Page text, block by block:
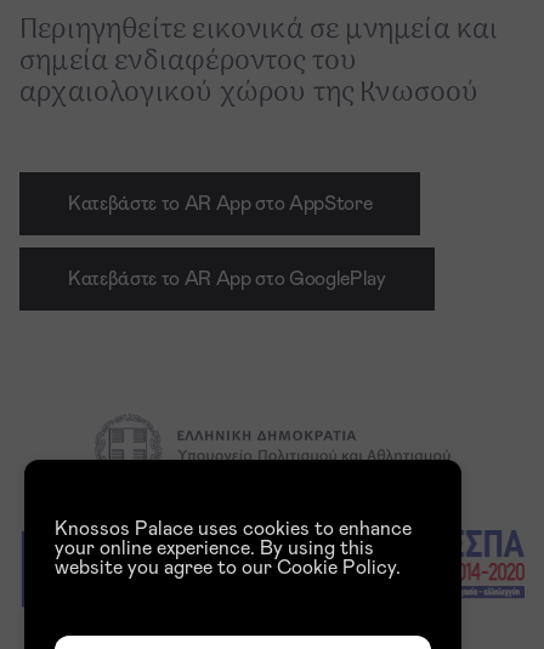
Knossos Palace uses cookies to enhance
your online experience. By using this
website you agree to our Cookie Policy.
Περιηγηθείτε εικονικά σε μνημεία και
σημεία ενδιαφέροντος του
αρχαιολογικού χώρου της Κνωσοού
Κατεβάστε το AR App στο AppStore
Κατεβάστε το AR App στο GooglePlay